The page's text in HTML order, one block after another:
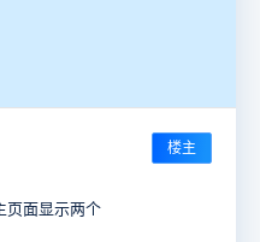
楼主
页面显示两个